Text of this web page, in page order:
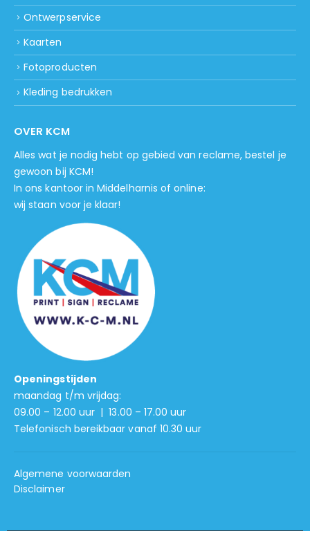
Ontwerpservice
Kaarten
Fotoproducten
Kleding bedrukken
OVER KCM
Alles wat je nodig hebt op gebied van reclame, bestel je
gewoon bij KCM!
In ons kantoor in Middelharnis of online:
wij staan voor je klaar!
Openingstijden
maandag t/m vrijdag:
09.00 – 12.00 uur | 13.00 – 17.00 uur
Telefonisch bereikbaar vanaf 10.30 uur
Algemene voorwaarden
Disclaimer